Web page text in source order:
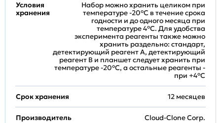
Условия
хранения
Набор можно хранить целиком при
температуре -20°C в течение срока
годности и до одного месяца при
температуре 4°C. Для удобства
эксперимента реагенты также можно
хранить раздельно: стандарт,
детектирующий реагент A, детектирующий
реагент B и планшет следует хранить при
температуре -20°C, а остальные реагенты -
при +4°С
Срок хранения 12 месяцев
Производитель Cloud-Clone Corp.